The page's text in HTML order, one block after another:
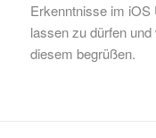
Erkenntnisse im iOS
lassen zu dürfen
diesem begrüßen.